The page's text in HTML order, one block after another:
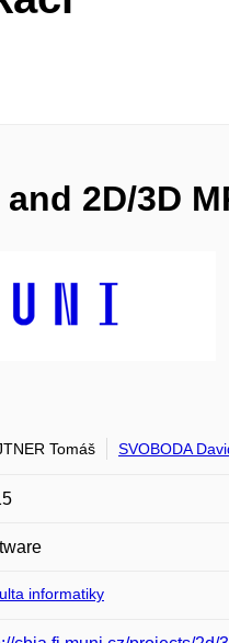
2D/3D
Tomáš SVOBODA
informatiky